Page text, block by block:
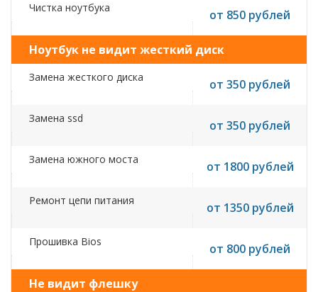
Чистка ноутбука от 850 рублей
Ноутбук не видит жесткий диск
Замена жесткого диска от 350 рублей
Замена ssd от 350 рублей
Замена южного моста от 1800 рублей
Ремонт цепи питания от 1350 рублей
Прошивка Bios от 800 рублей
Не видит флешку